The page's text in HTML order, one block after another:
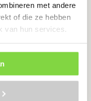
met andere
of die ze hebben
van hun services.
veerbus voor
85cm